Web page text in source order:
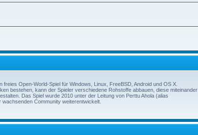
Open-World-Spiel für Windows, Linux, FreeBSD, Android und OS X.
bestehen, kann der Spieler verschiedene Rohstoffe abbauen, diese miteinander
Das Spiel wurde 2010 unter der Leitung von Perttu Ahola (alias
wachsenden Community weiterentwickelt.